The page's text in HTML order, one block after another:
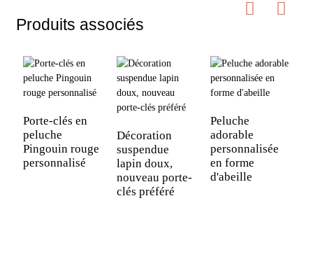
Produits associés
Porte-clés en
peluche
Pingouin rouge
personnalisé
Décoration
suspendue
lapin doux,
nouveau porte-
clés préféré
Peluche
adorable
personnalisée
en forme
d'abeille